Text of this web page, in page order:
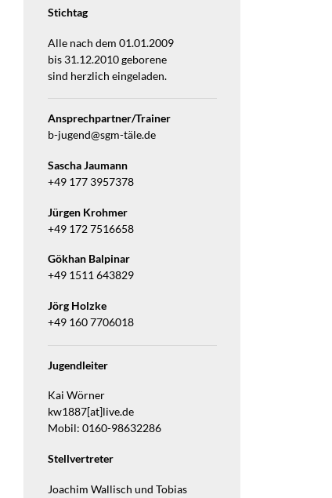
Stichtag
Alle nach dem 01.01.2009
bis 31.12.2010 geborene
sind herzlich eingeladen.
Ansprechpartner/Trainer
b-jugend@sgm-täle.de
Sascha Jaumann
+49 177 3957378
Jürgen Krohmer
+49 172 7516658
Gökhan Balpinar
+49 1511 643829
Jörg Holzke
+49 160 7706018
Jugendleiter
Kai Wörner
kw1887[at]live.de
Mobil: 0160-98632286
Stellvertreter
Joachim Wallisch und Tobias